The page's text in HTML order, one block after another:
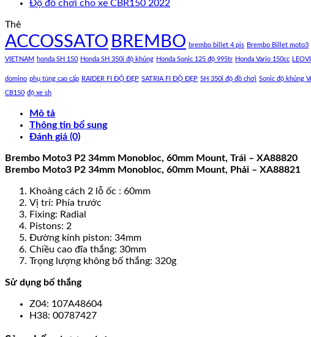
Độ đồ chơi cho xe CBR150 2022
Thẻ
ACCOSSATO BREMBO brembo billet 4 pis Brembo Billet moto3
VIETNAM honda SH 150 Honda SH 350i độ khủng Honda Sonic 125 độ 995tr Honda Vario 150cc
domino phụ tùng cao cấp RAIDER FI ĐỘ ĐẸP SATRIA FI ĐỘ ĐẸP SH 350i độ đồ chơi Sonic độ khủng
CB150 độ xe sh
Mô tả
Thông tin bổ sung
Đánh giá (0)
Brembo Moto3 P2 34mm Monobloc, 60mm Mount, Trái – XA88820
Brembo Moto3 P2 34mm Monobloc, 60mm Mount, Phải – XA88821
Khoảng cách 2 lỗ ốc : 60mm
Vị trí: Phía trước
Fixing: Radial
Pistons: 2
Đường kính piston: 34mm
Chiều cao đĩa thắng: 30mm
Trọng lượng không bố thắng: 320g
Sử dụng bố thắng
Z04: 107A48604
H38: 00787427